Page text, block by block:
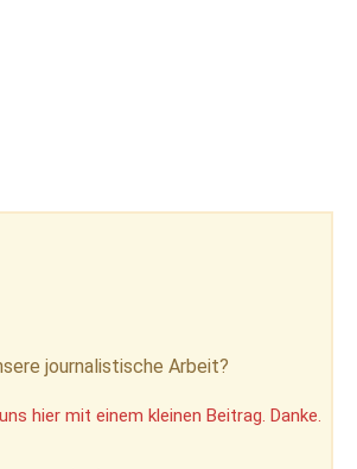
journalistische Arbeit?
hier mit einem kleinen Beitrag. Danke.